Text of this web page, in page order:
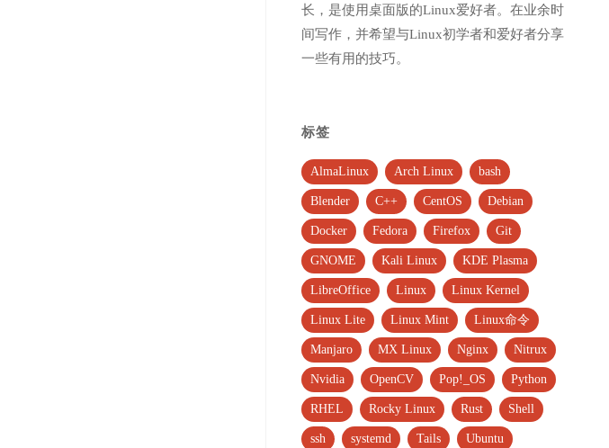
长，是使用桌面版的Linux爱好者。在业余时
间写作，并希望与Linux初学者和爱好者分享
一些有用的技巧。
标签
AlmaLinux Arch Linux bash
Blender C++ CentOS Debian
Docker Fedora Firefox Git
GNOME Kali Linux KDE Plasma
LibreOffice Linux Linux Kernel
Linux Lite Linux Mint Linux命令
Manjaro MX Linux Nginx Nitrux
Nvidia OpenCV Pop!_OS Python
RHEL Rocky Linux Rust Shell
ssh systemd Tails Ubuntu